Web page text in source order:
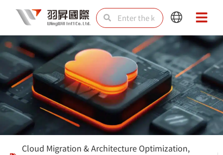
content
SearchSearch
Main
Menu
Main
Menu
Solutions
Cloud Migration & Architecture Optimization,